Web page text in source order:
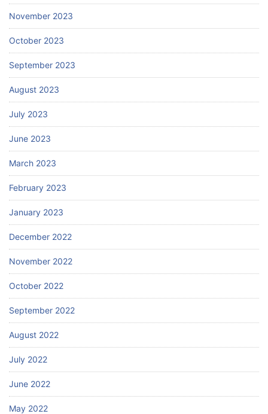
November 2023
October 2023
September 2023
August 2023
July 2023
June 2023
March 2023
February 2023
January 2023
December 2022
November 2022
October 2022
September 2022
August 2022
July 2022
June 2022
May 2022